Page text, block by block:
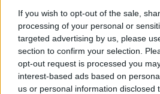
If you wish to opt-out of the sale,
processing of your personal or
targeted advertising by us, please
section to confirm your selection.
opt-out request is processed you
interest-based ads based on
us or personal information disclosed